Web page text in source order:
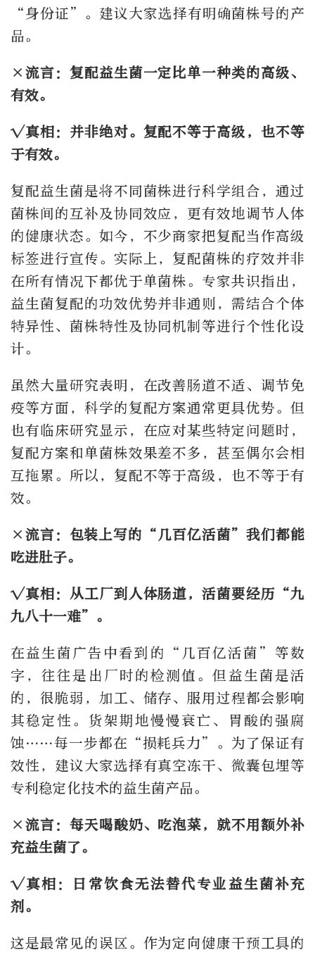
“身份证”。建议大家选择有明确菌株号的产
品。
×流言：复配益生菌一定比单一种类的高级、
有效。
√真相：并非绝对。复配不等于高级，也不等
于有效。
复配益生菌是将不同菌株进行科学组合，通过
菌株间的互补及协同效应，更有效地调节人体
的健康状态。如今，不少商家把复配当作高级
标签进行宣传。实际上，复配菌株的疗效并非
在所有情况下都优于单菌株。专家共识指出，
益生菌复配的功效优势并非通则，需结合个体
特异性、菌株特性及协同机制等进行个性化设
计。
虽然大量研究表明，在改善肠道不适、调节免
疫等方面，科学的复配方案通常更具优势。但
也有临床研究显示，在应对某些特定问题时，
复配方案和单菌株效果差不多，甚至偶尔会相
互拖累。所以，复配不等于高级，也不等于有
效。
×流言：包装上写的“几百亿活菌”我们都能
吃进肚子。
√真相：从工厂到人体肠道，活菌要经历“九
九八十一难”。
在益生菌广告中看到的“几百亿活菌”等数
字，往往是出厂时的检测值。但益生菌是活
的，很脆弱，加工、储存、服用过程都会影响
其稳定性。货架期地慢慢衰亡、胃酸的强腐
蚀……每一步都在“损耗兵力”。为了保证有
效性，建议大家选择有真空冻干、微囊包埋等
专利稳定化技术的益生菌产品。
×流言：每天喝酸奶、吃泡菜，就不用额外补
充益生菌了。
√真相：日常饮食无法替代专业益生菌补充
剂。
这是最常见的误区。作为定向健康干预工具的